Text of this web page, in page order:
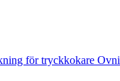
för tryckkokare Ovni